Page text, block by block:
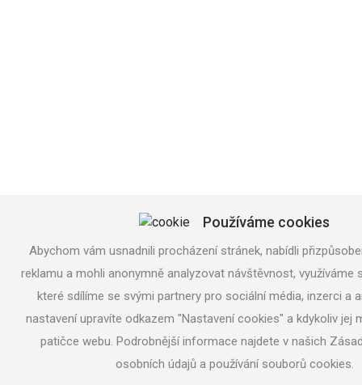
Používáme cookies
Abychom vám usnadnili procházení stránek, nabídli
reklamu a mohli anonymně analyzovat návštěvnost, využíváme
které sdílíme se svými partnery pro sociální média, inzerci a
nastavení upravíte odkazem "Nastavení cookies" a kdykoliv jej
patičce webu. Podrobnější informace najdete v našich
osobních údajů a používání souborů cookies.